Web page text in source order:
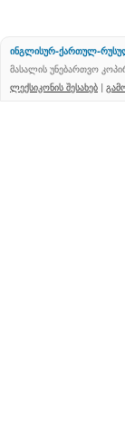
ინგლისურ-ქართულ-
მასალის უნებართვო
ლექსიკონის შესახებ |